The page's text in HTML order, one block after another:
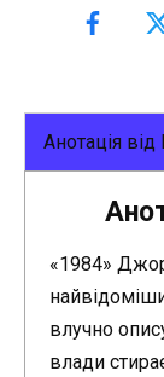
Анотація
«1984»
влучно
влади